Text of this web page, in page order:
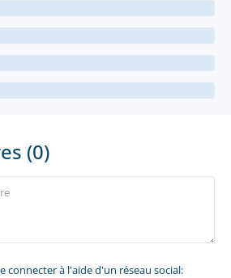
(0)
connecter à l'aide d'un réseau social: